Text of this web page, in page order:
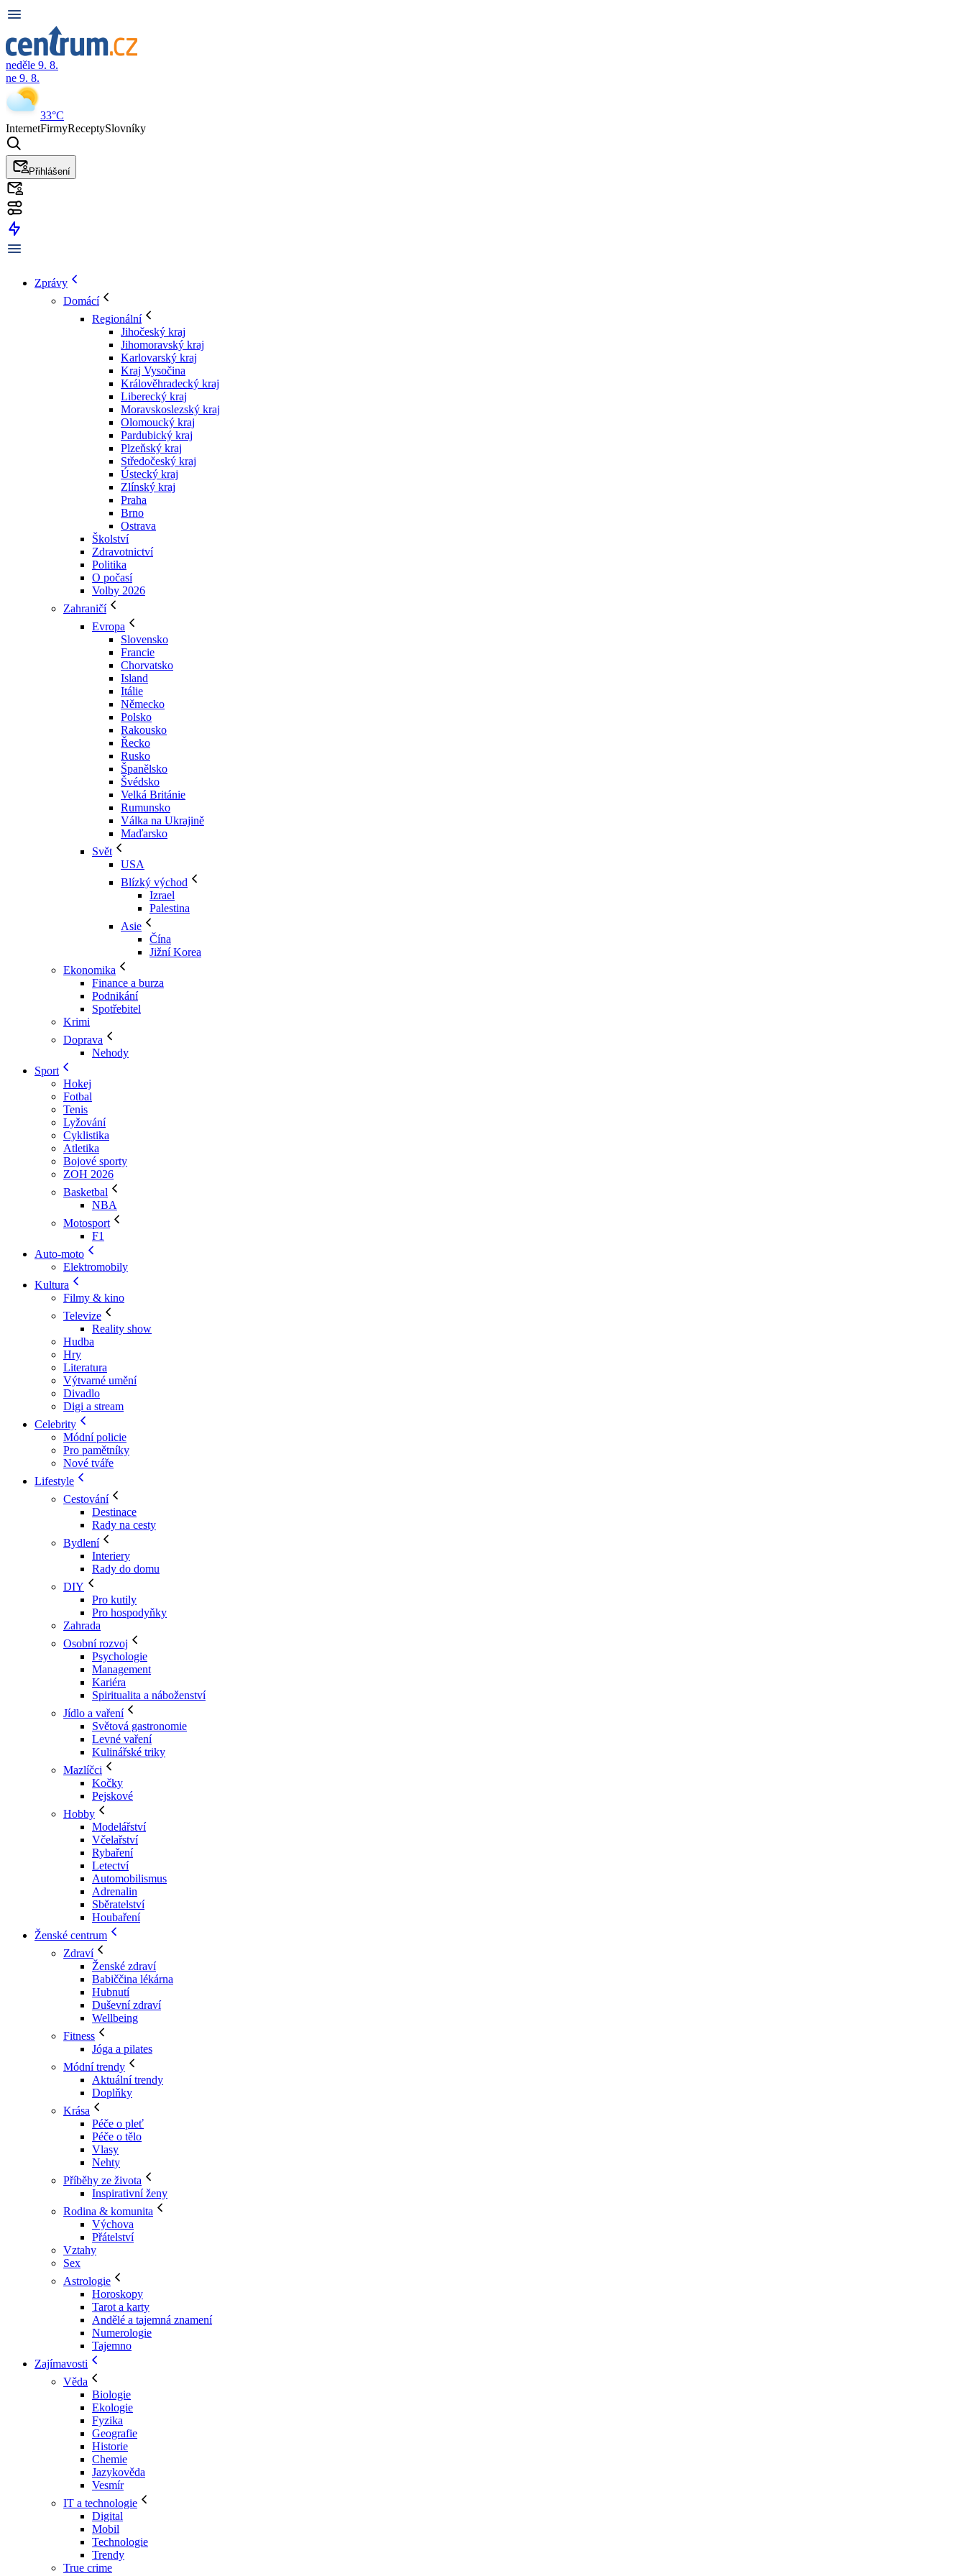
neděle 9. 8.
ne 9. 8.
33°C
InternetFirmyReceptySlovníky
Přihlášení
Zprávy
Domácí
Regionální
Jihočeský kraj
Jihomoravský kraj
Karlovarský kraj
Kraj Vysočina
Králověhradecký kraj
Liberecký kraj
Moravskoslezský kraj
Olomoucký kraj
Pardubický kraj
Plzeňský kraj
Středočeský kraj
Ústecký kraj
Zlínský kraj
Praha
Brno
Ostrava
Školství
Zdravotnictví
Politika
O počasí
Volby 2026
Zahraničí
Evropa
Slovensko
Francie
Chorvatsko
Island
Itálie
Německo
Polsko
Rakousko
Řecko
Rusko
Španělsko
Švédsko
Velká Británie
Rumunsko
Válka na Ukrajině
Maďarsko
Svět
USA
Blízký východ
Izrael
Palestina
Asie
Čína
Jižní Korea
Ekonomika
Finance a burza
Podnikání
Spotřebitel
Krimi
Doprava
Nehody
Sport
Hokej
Fotbal
Tenis
Lyžování
Cyklistika
Atletika
Bojové sporty
ZOH 2026
Basketbal
NBA
Motosport
F1
Auto-moto
Elektromobily
Kultura
Filmy & kino
Televize
Reality show
Hudba
Hry
Literatura
Výtvarné umění
Divadlo
Digi a stream
Celebrity
Módní policie
Pro pamětníky
Nové tváře
Lifestyle
Cestování
Destinace
Rady na cesty
Bydlení
Interiery
Rady do domu
DIY
Pro kutily
Pro hospodyňky
Zahrada
Osobní rozvoj
Psychologie
Management
Kariéra
Spiritualita a náboženství
Jídlo a vaření
Světová gastronomie
Levné vaření
Kulinářské triky
Mazlíčci
Kočky
Pejskové
Hobby
Modelářství
Včelařství
Rybaření
Letectví
Automobilismus
Adrenalin
Sběratelství
Houbaření
Ženské centrum
Zdraví
Ženské zdraví
Babiččina lékárna
Hubnutí
Duševní zdraví
Wellbeing
Fitness
Jóga a pilates
Módní trendy
Aktuální trendy
Doplňky
Krása
Péče o pleť
Péče o tělo
Vlasy
Nehty
Příběhy ze života
Inspirativní ženy
Rodina & komunita
Výchova
Přátelství
Vztahy
Sex
Astrologie
Horoskopy
Tarot a karty
Andělé a tajemná znamení
Numerologie
Tajemno
Zajímavosti
Věda
Biologie
Ekologie
Fyzika
Geografie
Historie
Chemie
Jazykověda
Vesmír
IT a technologie
Digital
Mobil
Technologie
Trendy
True crime